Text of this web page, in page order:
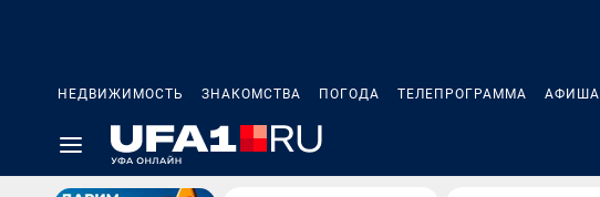
НЕДВИЖИМОСТЬ ЗНАКОМСТВА ПОГОДА ТЕЛЕПРОГРАММА АФИША